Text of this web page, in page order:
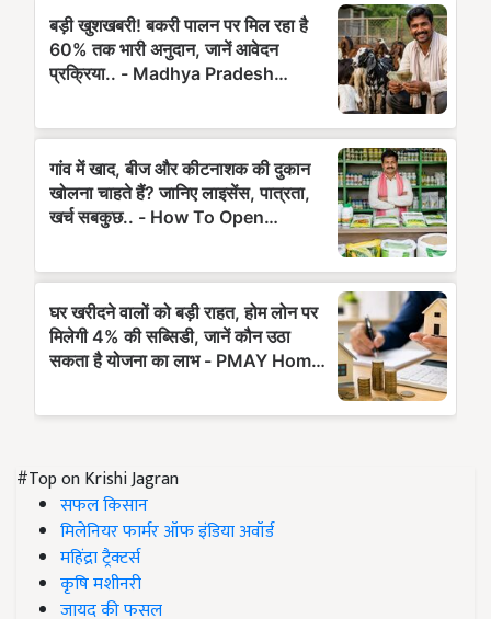
#Top on Krishi Jagran
सफल किसान
मिलेनियर फार्मर ऑफ इंडिया अवॉर्ड
महिंद्रा ट्रैक्टर्स
कृषि मशीनरी
जायद की फसल